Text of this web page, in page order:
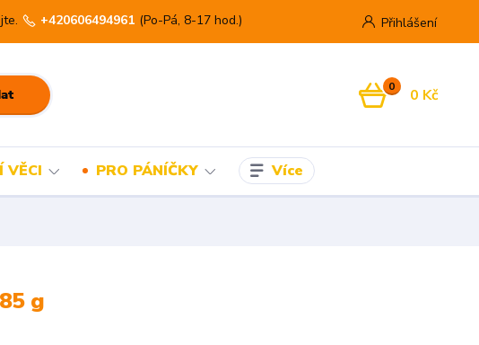
Přihlášení
+420606494961 (Po-Pá, 8-17 hod.)
0 0 Kč
VĚCI PRO PÁNÍČKY Více
g